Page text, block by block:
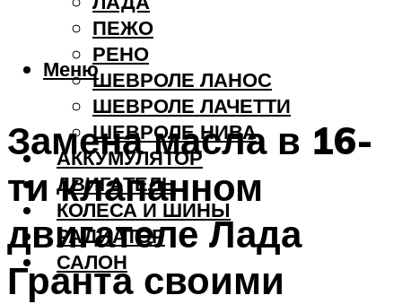
ПЕЖО
РЕНО
ШЕВРОЛЕ ЛАНОС
ШЕВРОЛЕ ЛАЧЕТТИ
ШЕВРОЛЕ НИВА
АККУМУЛЯТОР
ДВИГАТЕЛЬ
КОЛЕСА И ШИНЫ
РАДИАТОР
САЛОН
Меню
Замена масла в 16-
ти клапанном
двигателе Лада
Гранта своими